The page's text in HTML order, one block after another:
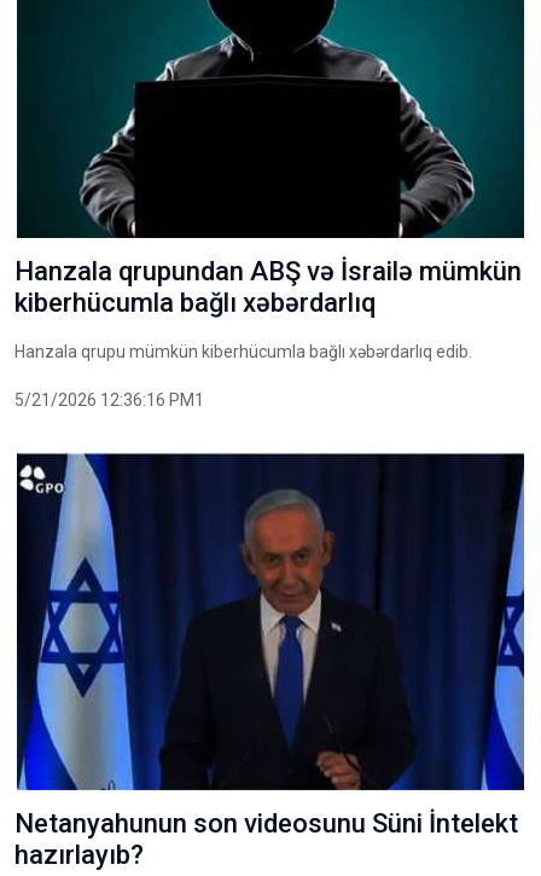
Hanzala qrupundan ABŞ və İsrailə mümkün
kiberhücumla bağlı xəbərdarlıq
Hanzala qrupu mümkün kiberhücumla bağlı xəbərdarlıq edib.
5/21/2026 12:36:16 PM1
Netanyahunun son videosunu Süni İntelekt
hazırlayıb?